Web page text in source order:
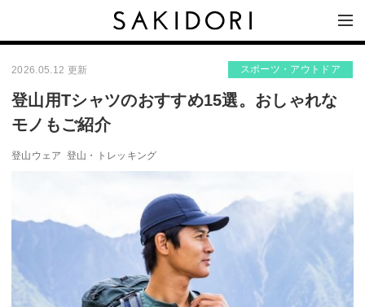
2026.05.12 更新 スポーツ・アウトドア
登山用Tシャツのおすすめ15選。おしゃれな
モノもご紹介
登山ウェア 登山・トレッキング